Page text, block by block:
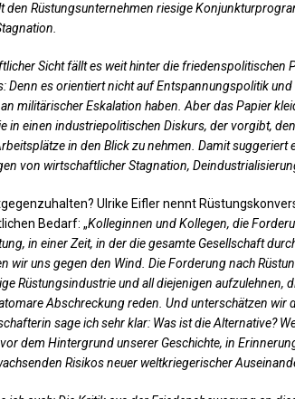
den Rüstungsunternehmen riesige
Sicht fällt es weit hinter die friedenspolitischen
Denn es orientiert nicht auf Entspannungspolitik
militärischer Eskalation haben. Aber das Papier
in einen industriepolitischen Diskurs, der vorgibt,
in den Blick zu nehmen. Damit
von wirtschaftlicher Stagnation,
Ulrike Eifler nennt
Bedarf: „Kolleginnen und Kollegen, die
in einer Zeit, in der die gesamte Gesellschaft
wir uns gegen den Wind. Die Forderung nach
Rüstungsindustrie und all diejenigen aufzulehnen,
Abschreckung reden. Und unterschätzen wir
sage ich sehr klar: Was ist die Alternative?
dem Hintergrund unserer Geschichte, in
Risikos neuer weltkriegerischer